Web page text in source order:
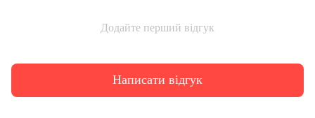
Додайте перший відгук
Написати відгук